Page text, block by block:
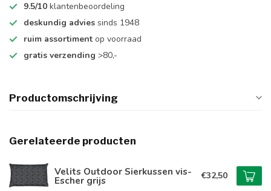
9.5/10 klantenbeoordeling
deskundig advies sinds 1948
ruim assortiment op voorraad
gratis verzending >80,-
Productomschrijving
Gerelateerde producten
Velits Outdoor Sierkussen vis-
Escher grijs €32,50